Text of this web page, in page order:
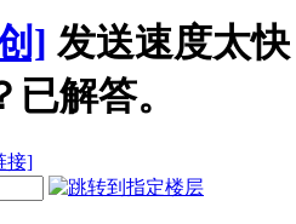
] 发送速度太
已解答。
接]